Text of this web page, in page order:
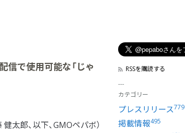
信で使用可能な「じゃ
太郎、以下、GMOペパボ）
RSSを購読する
カテゴリー
プレスリリース779
掲載情報495